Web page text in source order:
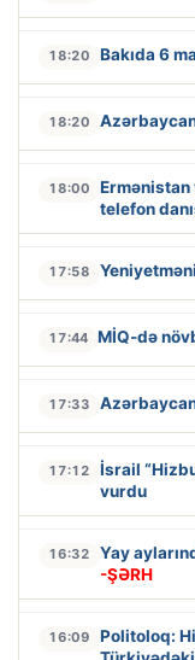
18:20 Bakıda 6
18:20
18:00
Ermənistan
telefon
17:58
17:44 MİQ-də
17:33
17:12
İsrail
vurdu
16:32
Yay
-ŞƏRH
16:09
Politoloq: